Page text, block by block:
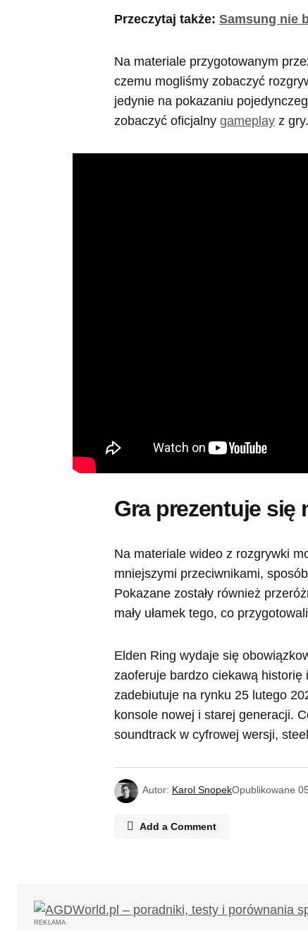
Przeczytaj także: Samsung nie
Na materiale przygotowanym
czemu mogliśmy zobaczyć
jedynie na pokazaniu
zobaczyć oficjalny gameplay z gry.
Gra prezentuje się
Na materiale wideo z rozgrywki
mniejszymi przeciwnikami,
Pokazane zostały również
mały ułamek tego, co
Elden Ring wydaje się
zaoferuje bardzo ciekawą
zadebiutuje na rynku 25 lutego
konsole nowej i starej generacji.
soundtrack w cyfrowej wersji,
Autor: Karol SnopekOpublikowane
Add a Comment
REKLAMA